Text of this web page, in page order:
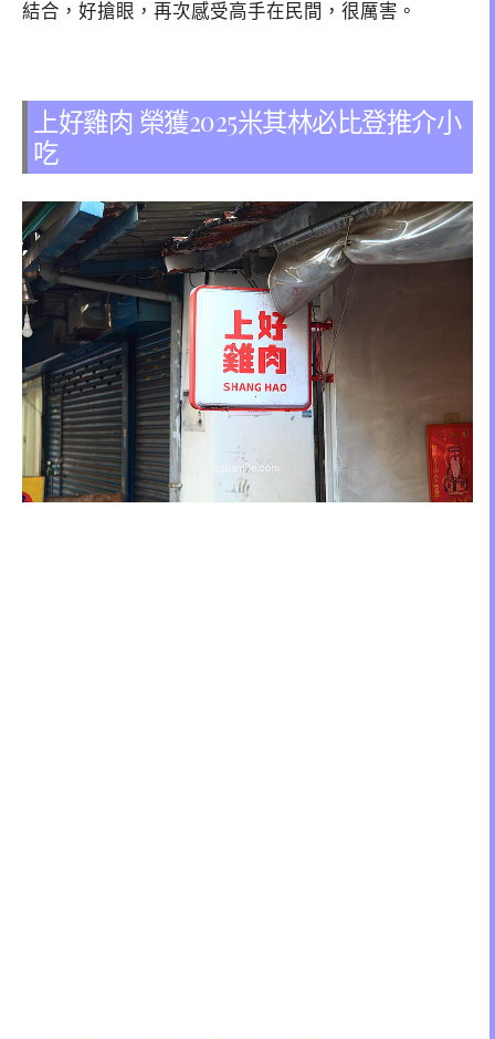
結合，好搶眼，再次感受高手在民間，很厲害。
上好雞肉 榮獲2025米其林必比登推介小
吃